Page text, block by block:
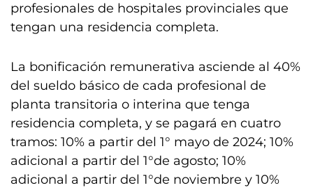
profesionales de hospitales provinciales que
tengan una residencia completa.
La bonificación remunerativa asciende al 40%
del sueldo básico de cada profesional de
planta transitoria o interina que tenga
residencia completa, y se pagará en cuatro
tramos: 10% a partir del 1° mayo de 2024; 10%
adicional a partir del 1°de agosto; 10%
adicional a partir del 1°de noviembre y 10%